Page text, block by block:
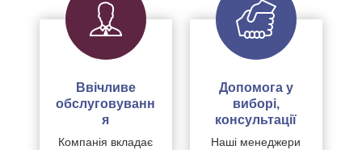
Ввічливе
обслуговуванн
я
Компанія вкладає
Допомога у
виборі,
консультації
Наші менеджери